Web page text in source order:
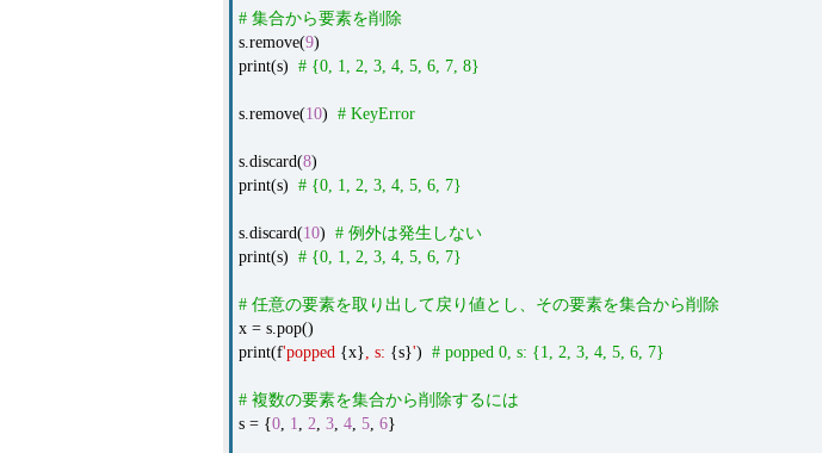
# 集合から要素を削除
s.remove(9)
print(s) # {0, 1, 2, 3, 4, 5, 6, 7, 8}
s.remove(10) # KeyError
s.discard(8)
print(s) # {0, 1, 2, 3, 4, 5, 6, 7}
s.discard(10) # 例外は発生しない
print(s) # {0, 1, 2, 3, 4, 5, 6, 7}
# 任意の要素を取り出して戻り値とし、その要素を集合から削除
x = s.pop()
print(f'popped {x}, s: {s}') # popped 0, s: {1, 2, 3, 4, 5, 6, 7}
# 複数の要素を集合から削除するには
s = {0, 1, 2, 3, 4, 5, 6}